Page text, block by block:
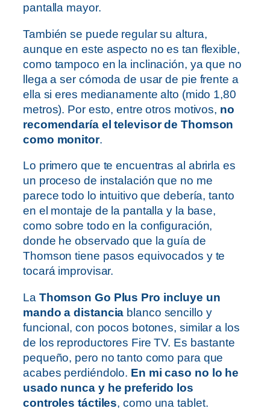
pantalla mayor.
También se puede regular su altura,
aunque en este aspecto no es tan flexible,
como tampoco en la inclinación, ya que no
llega a ser cómoda de usar de pie frente a
ella si eres medianamente alto (mido 1,80
metros). Por esto, entre otros motivos, no
recomendaría el televisor de Thomson
como monitor.
Lo primero que te encuentras al abrirla es
un proceso de instalación que no me
parece todo lo intuitivo que debería, tanto
en el montaje de la pantalla y la base,
como sobre todo en la configuración,
donde he observado que la guía de
Thomson tiene pasos equivocados y te
tocará improvisar.
La Thomson Go Plus Pro incluye un
mando a distancia blanco sencillo y
funcional, con pocos botones, similar a los
de los reproductores Fire TV. Es bastante
pequeño, pero no tanto como para que
acabes perdiéndolo. En mi caso no lo he
usado nunca y he preferido los
controles táctiles, como una tablet.